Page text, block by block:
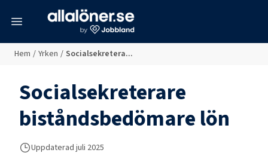
Hem / Yrken / Socialsekretera...
Socialsekreterare
biståndsbedömarelön
Uppdaterad juli 2025